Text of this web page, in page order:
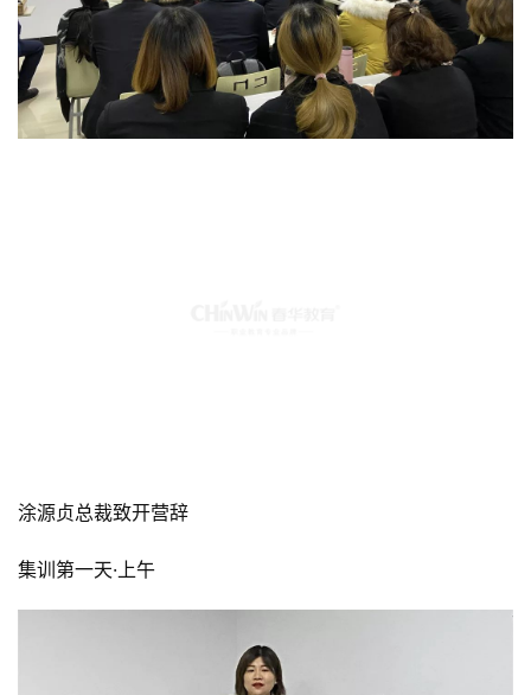
涂源贞总裁致开营辞